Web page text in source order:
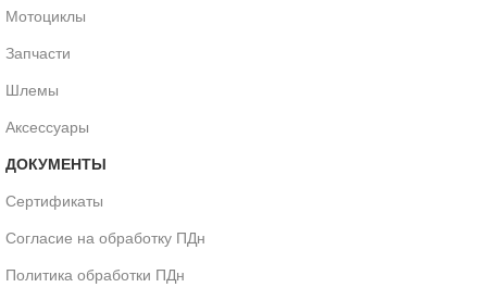
Мотоциклы
Запчасти
Шлемы
Аксессуары
ДОКУМЕНТЫ
Сертификаты
Согласие на обработку ПДн
Политика обработки ПДн